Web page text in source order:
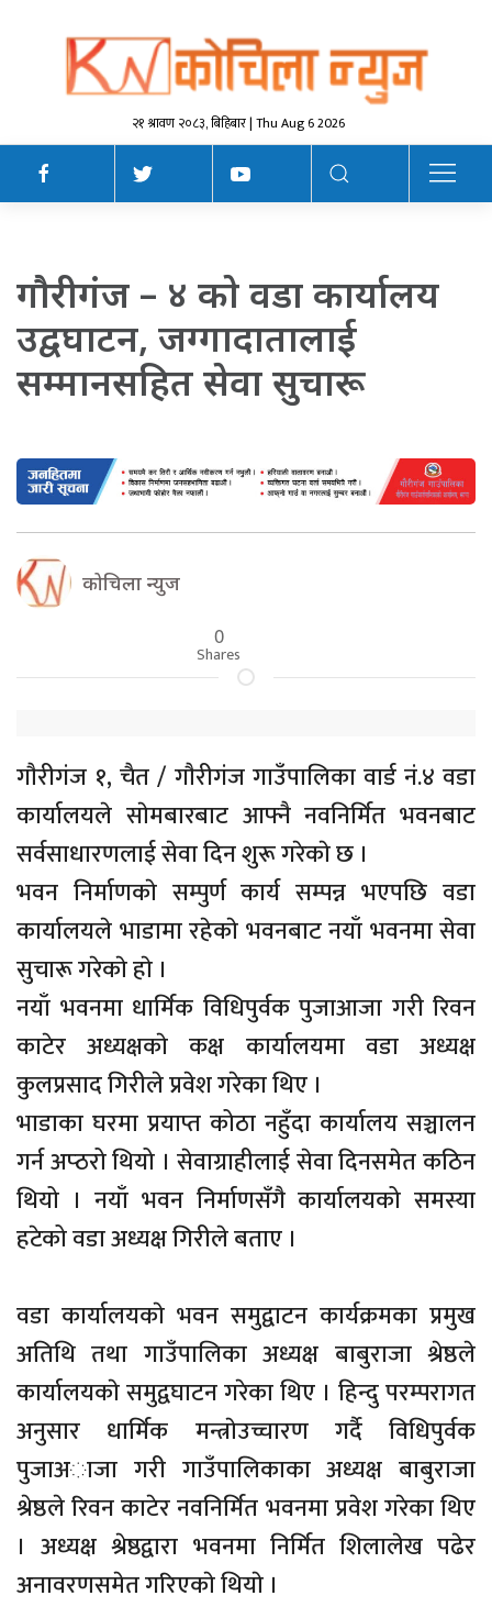
२१ श्रावण २०८३, बिहिबार | Thu Aug 6 2026
गाैरीगंज – ४ काे वडा कार्यालय
उद्वघाटन, जग्गादातालाई
सम्मानसहित सेवा सुचारू
कोचिला न्युज
0
Shares
गाैरीगंज १, चैत / गाैरीगंज गाउँपालिका वार्ड नं.४ वडा
कार्यालयले साेमबारबाट आफ्नै नवनिर्मित भवनबाट
सर्वसाधारणलाई सेवा दिन शुरू गरेकाे छ ।
भवन निर्माणकाे सम्पुर्ण कार्य सम्पन्न भएपछि वडा
कार्यालयले भाडामा रहेकाे भवनबाट नयाँ भवनमा सेवा
सुचारू गरेकाे हाे ।
नयाँ भवनमा धार्मिक विधिपुर्वक पुजाआजा गरी रिवन
काटेर अध्यक्षकाे कक्ष कार्यालयमा वडा अध्यक्ष
कुलप्रसाद गिरीले प्रवेश गरेका थिए ।
भाडाका घरमा प्रयाप्त कोठा नहुँदा कार्यालय सञ्चालन
गर्न अप्ठरो थियो । सेवाग्राहीलाई सेवा दिनसमेत कठिन
थियो । नयाँ भवन निर्माणसँगै कार्यालयको समस्या
हटेको वडा अध्यक्ष गिरीले बताए ।
वडा कार्यालयकाे भवन समुद्वाटन कार्यक्रमका प्रमुख
अतिथि तथा गाउँपालिका अध्यक्ष बाबुराजा श्रेष्ठले
कार्यालयकाे समुद्वघाटन गरेका थिए । हिन्दु परम्परागत
अनुसार धार्मिक मन्त्राेउच्चारण गर्दै विधिपुर्वक
पुजाअाजा गरी गाउँपालिकाका अध्यक्ष बाबुराजा
श्रेष्ठले रिवन काटेर नवनिर्मित भवनमा प्रवेश गरेका थिए
। अध्यक्ष श्रेष्ठद्वारा भवनमा निर्मित शिलालेख पढेर
अनावरणसमेत गरिएकाे थियाे ।